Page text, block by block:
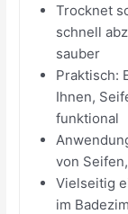
Trocknet
schnell
sauber
Praktisch:
Ihnen,
funktional
von
Vielseitig
im